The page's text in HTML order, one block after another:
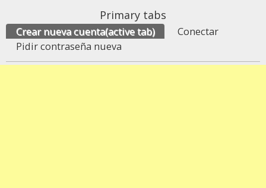
Primary tabs
Crear nueva cuenta(active tab)
Conectar
Pidir contraseña nueva